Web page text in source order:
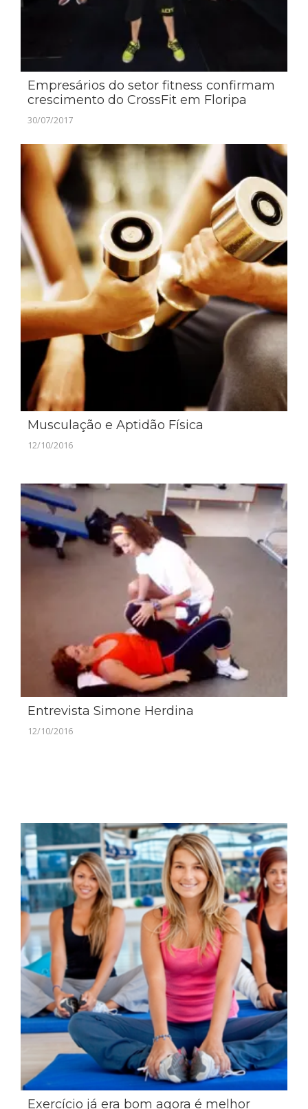
Empresários do setor fitness confirmam
crescimento do CrossFit em Floripa
30/07/2017
Musculação e Aptidão Física
12/10/2016
Entrevista Simone Herdina
12/10/2016
Exercício já era bom agora é melhor